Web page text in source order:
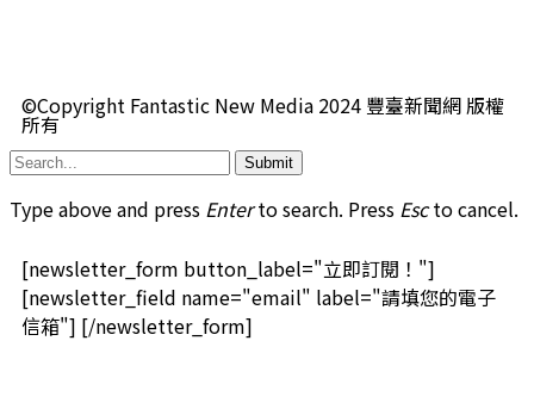
©Copyright Fantastic New Media 2024 豐臺新聞網 版權
所有
Submit
Type above and press Enterto search. Press Escto cancel.
[newsletter_form button_label="立即訂閱！"]
[newsletter_field name="email" label="請填您的電子
信箱"] [/newsletter_form]